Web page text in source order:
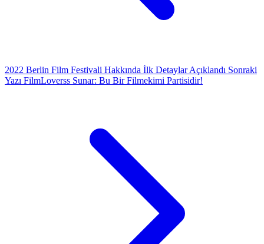
2022 Berlin Film Festivali Hakkında İlk Detaylar Açıklandı Sonraki
Yazı FilmLoverss Sunar: Bu Bir Filmekimi Partisidir!